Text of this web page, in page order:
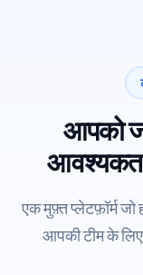
आपको
एक मुफ़्त प्लेटफ़ॉर्म
आपकी टीम के